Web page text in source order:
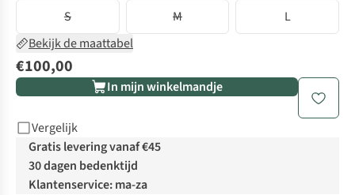
S
M
L
Bekijk de maattabel
€100,00
In mijn winkelmandje
Vergelijk
Gratis levering vanaf €45
30 dagen bedenktijd
Klantenservice: ma-za